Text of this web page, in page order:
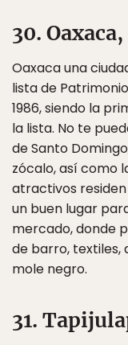
30.
Oaxaca una
lista de
1986, siendo la
la lista. No te
de Santo
zócalo, así como
atractivos
un buen lugar
mercado, donde
de barro, textiles,
mole negro.
31.